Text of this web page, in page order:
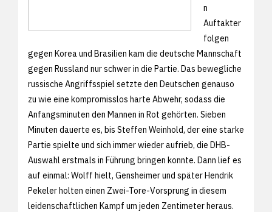
n
Auftakter
folgen
gegen Korea und Brasilien kam die deutsche Mannschaft
gegen Russland nur schwer in die Partie. Das bewegliche
russische Angriffsspiel setzte den Deutschen genauso
zu wie eine kompromisslos harte Abwehr, sodass die
Anfangsminuten den Mannen in Rot gehörten. Sieben
Minuten dauerte es, bis Steffen Weinhold, der eine starke
Partie spielte und sich immer wieder aufrieb, die DHB-
Auswahl erstmals in Führung bringen konnte. Dann lief es
auf einmal: Wolff hielt, Gensheimer und später Hendrik
Pekeler holten einen Zwei-Tore-Vorsprung in diesem
leidenschaftlichen Kampf um jeden Zentimeter heraus.